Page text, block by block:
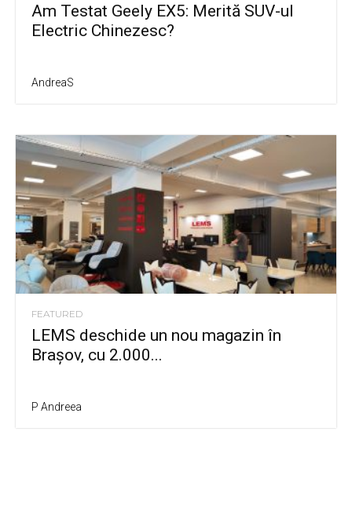
Am Testat Geely EX5: Merită SUV-ul
Electric Chinezesc?
AndreaS
FEATURED
LEMS deschide un nou magazin în
Brașov, cu 2.000...
P Andreea